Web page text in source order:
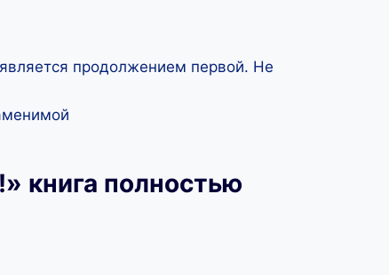
продолжением первой. Не
книга полностью